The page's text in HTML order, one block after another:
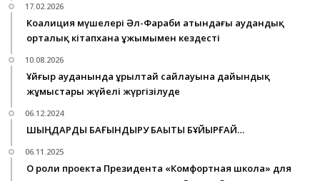
17.02.2026
Коалиция мүшелері Әл-Фараби атындағы аудандық
орталық кітапхана ұжымымен кездесті
10.08.2026
Ұйғыр ауданында Құрылтай сайлауына дайындық
жұмыстары жүйелі жүргізілуде
06.12.2024
ШЫҢДАРДЫ БАҒЫНДЫРУ БАҚЫТЫ БҰЙЫРҒАЙ…
06.11.2025
О роли проекта Президента «Комфортная школа» для